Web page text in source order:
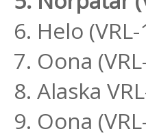
6. Helo
7. Oona
8. Alaska
9. Oona